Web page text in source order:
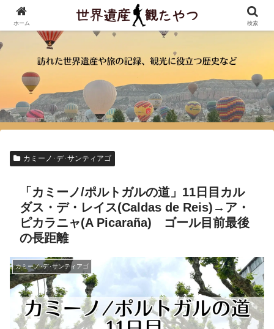
カミーノ･デ･サンティアゴ
「カミーノ/ポルトガルの道」11日目カル
ダス・デ・レイス(Caldas de Reis)→ア・
ピカラニャ(A Picaraña) ゴール目前最後
の長距離
カミーノ･デ･サンティアゴ
ホーム 検索